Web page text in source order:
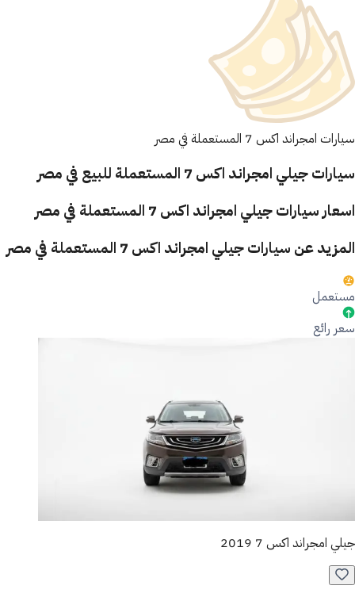
سيارات امجراند اكس 7 المستعملة في مصر
سيارات جيلي امجراند اكس 7 المستعملة للبيع في مصر
اسعار سيارات جيلي امجراند اكس 7 المستعملة في مصر
المزيد عن سيارات جيلي امجراند اكس 7 المستعملة في مصر
مستعمل
سعر رائع
جيلي امجراند اكس 7 2019